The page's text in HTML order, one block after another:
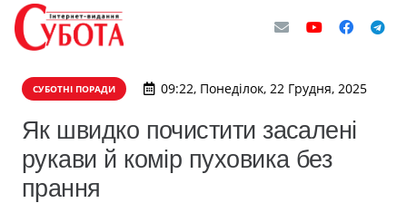
СУБОТНІ ПОРАДИ 09:22, Понеділок, 22 Грудня, 2025
Як швидко почистити засалені
рукави й комір пуховика без
прання